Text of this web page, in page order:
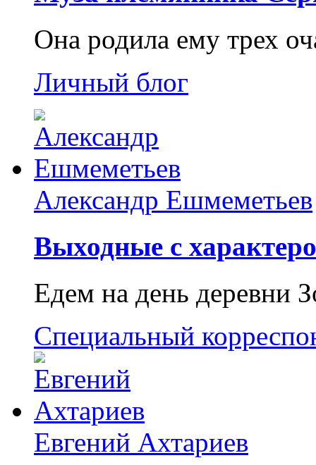
Она родила ему трех
Личный блог
Александр Ешмеметьев
Выходные с
Едем на день деревни
Специальный
Евгений Ахтариев